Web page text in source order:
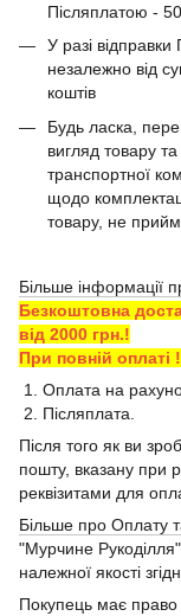
Післяплатою -
У разі
незалежно від
коштів
Будь ласка,
вигляд товару
транспортної
щодо
товару, не
Більше інформації
Безкоштовна
від 2000 грн.!
При повній оплаті !
1. Оплата на
2. Післяплата.
Після того як ви
пошту, вказану при
реквізитами для
Більше про Оплату
"Мурчине
належної якості
Покупець має право